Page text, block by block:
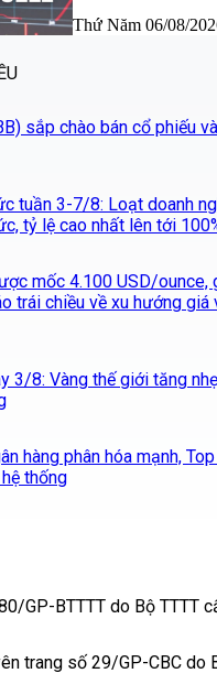
Thứ Năm 06/08/
sắp chào bán cổ phiếu
tuần 3-7/8: Loạt doanh
tỷ lệ cao nhất lên tới
mốc 4.100 USD/ounce,
trái chiều về xu hướng giá
3/8: Vàng thế giới tăng
hàng phân hóa mạnh,
thống
GP-BTTTT do Bộ TTTT
trang số 29/GP-CBC do